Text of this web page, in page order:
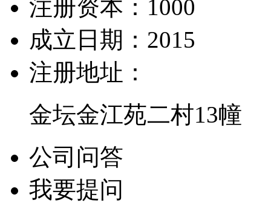
注册资本： 1000
成立日期： 2015
注册地址：
金坛金江苑二村13幢
公司问答
我要提问